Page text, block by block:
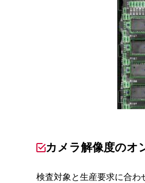
カメラ解像度のオ
検査対象と生産要求に合